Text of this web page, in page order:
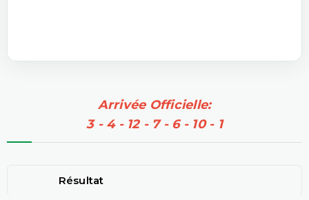
Arrivée Officielle:
3 - 4 - 12 - 7 - 6 - 10 - 1
Résultat